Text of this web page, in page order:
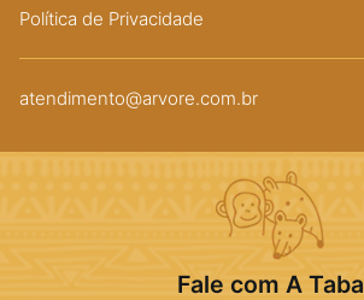
Política de Privacidade
atendimento@arvore.com.br
Fale com A Taba